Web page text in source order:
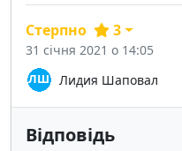
Лидия Шаповал
Стерпно 3
31 січня 2021 о 14:05
Відповідь